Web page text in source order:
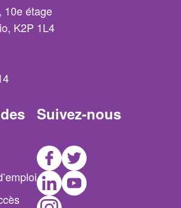
10e étage
K2P 1L4
Suivez-nous
Facebook
Twitter
LinkedIn
Youtube
Instagram